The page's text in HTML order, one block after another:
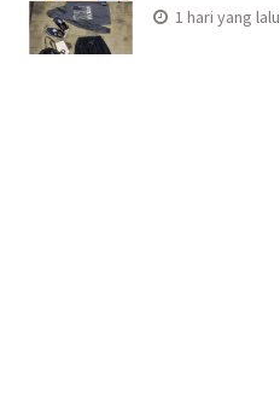
1 hari yang lalu